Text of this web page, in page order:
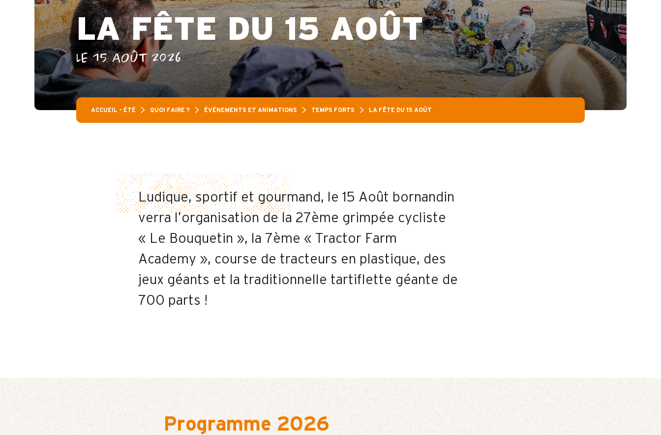
LA FÊTE DU 15 AOÛT
LE 15 AOÛT 2026
ACCUEIL – ÉTÉ QUOI FAIRE ? ÉVÉNEMENTS ET ANIMATIONS TEMPS FORTS LA FÊTE DU 15 AOÛT
Ludique, sportif et gourmand, le 15 Août bornandin
verra l’organisation de la 27ème grimpée cycliste
« Le Bouquetin », la 7ème « Tractor Farm
Academy », course de tracteurs en plastique, des
jeux géants et la traditionnelle tartiflette géante de
700 parts !
Programme 2026